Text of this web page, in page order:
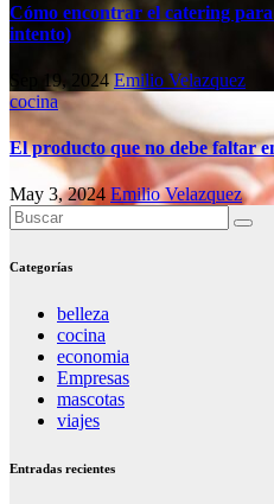
Cómo encontrar el catering
intento)
Sep 19, 2024Emilio Velazquez
cocina
El producto que no debe faltar
May 3, 2024 Emilio Velazquez
Categorías
belleza
cocina
economia
Empresas
mascotas
viajes
Entradas recientes